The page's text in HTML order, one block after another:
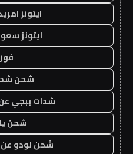
ايتونز
ايتونز
شحن
شدات ببجي
شحن
شحن لودو عن